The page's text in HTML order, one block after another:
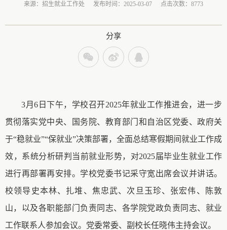
来源：招生就业工作处 发布时间：2025-03-07 点击次数：8773
分享
3月6日下午，学校召开2025年就业工作推进会，进一步
贯彻落实党中央、国务院、教育部门和自治区党委、政府关
于“稳就业”“保就业”决策部署，全面总结寒假期间就业工作成
效，系统分析研判当前就业形势，对2025届毕业生就业工作
进行再部署再安排。学校党委书记采守宽出席会议并讲话。
校领导史本林、扎堆、焦忠武、次旦玉珍、张宏伟、陈敦
山，以及各职能部门负责同志、各学院党政负责同志、就业
工作联系人参加会议。党委常委、副校长任晓伟主持会议。